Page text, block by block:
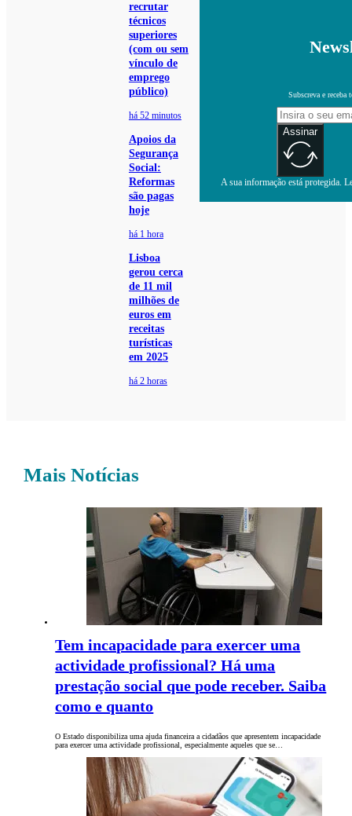
recrutar
técnicos
superiores
(com ou sem
vínculo de
emprego
público)
há 52 minutos
Apoios da
Segurança
Social:
Reformas
são pagas
hoje
há 1 hora
Lisboa
gerou cerca
de 11 mil
milhões de
euros em
receitas
turísticas
em 2025
há 2 horas
Subscreva e receba
Assinar
A sua informação está protegida.
Mais Notícias
Tem incapacidade para exercer uma
actividade profissional? Há uma
prestação social que pode receber. Saiba
como e quanto
O Estado disponibiliza uma ajuda financeira a cidadãos que apresentem incapacidade
para exercer uma actividade profissional, especialmente aqueles que se…